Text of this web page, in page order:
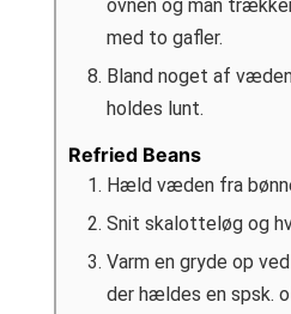
ovnen og man
med to gafler.
Bland noget af
holdes lunt.
Refried Beans
Hæld væden fra
Snit skalotteløg og
Varm en gryde op
der hældes en spsk.